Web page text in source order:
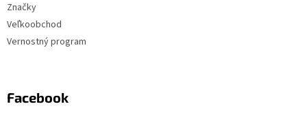
Značky
Veľkoobchod
Vernostný program
Facebook